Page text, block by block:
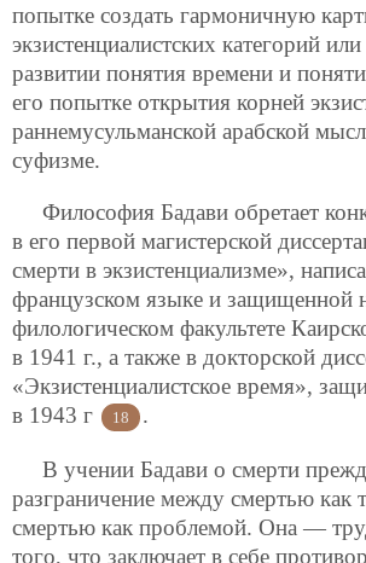
попытке создать гармоничную
экзистенциалистских категорий
развитии понятия времени и
его попытке открытия корней
раннемусульманской арабской
суфизме.
Философия Бадави обретает
в его первой магистерской
смерти в экзистенциализме»,
французском языке и защищенной
филологическом факультете
в 1941 г., а также в докторской
«Экзистенциалистское время»,
в 1943 г
18 .
В учении Бадави о смерти
разграничение между смертью как
смертью как проблемой. Она —
того, что заключает в себе